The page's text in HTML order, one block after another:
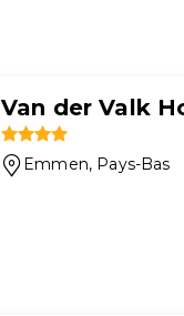
Van der Valk
Emmen, Pays-Bas